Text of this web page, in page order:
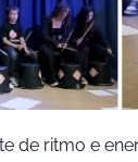
de ritmo e